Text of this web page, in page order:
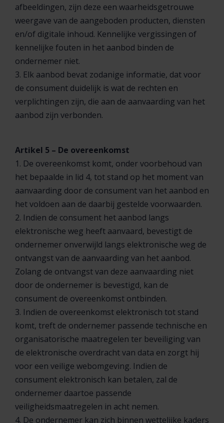
afbeeldingen, zijn deze een waarheidsgetrouwe
weergave van de aangeboden producten, diensten
en/of digitale inhoud. Kennelijke vergissingen of
kennelijke fouten in het aanbod binden de
ondernemer niet.
3. Elk aanbod bevat zodanige informatie, dat voor
de consument duidelijk is wat de rechten en
verplichtingen zijn, die aan de aanvaarding van het
aanbod zijn verbonden.
Artikel 5 – De overeenkomst
1. De overeenkomst komt, onder voorbehoud van
het bepaalde in lid 4, tot stand op het moment van
aanvaarding door de consument van het aanbod en
het voldoen aan de daarbij gestelde voorwaarden.
2. Indien de consument het aanbod langs
elektronische weg heeft aanvaard, bevestigt de
ondernemer onverwijld langs elektronische weg de
ontvangst van de aanvaarding van het aanbod.
Zolang de ontvangst van deze aanvaarding niet
door de ondernemer is bevestigd, kan de
consument de overeenkomst ontbinden.
3. Indien de overeenkomst elektronisch tot stand
komt, treft de ondernemer passende technische en
organisatorische maatregelen ter beveiliging van
de elektronische overdracht van data en zorgt hij
voor een veilige webomgeving. Indien de
consument elektronisch kan betalen, zal de
ondernemer daartoe passende
veiligheidsmaatregelen in acht nemen.
4. De ondernemer kan zich binnen wettelijke kaders